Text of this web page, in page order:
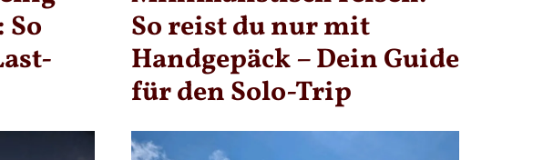
So reist du nur mit
Handgepäck – Dein Guide
für den Solo-Trip